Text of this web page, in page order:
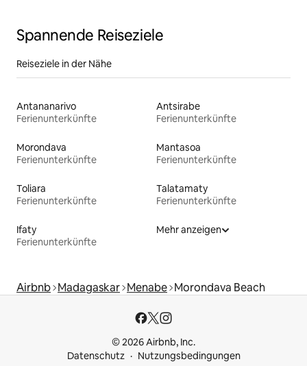
Spannende Reiseziele
Reiseziele in der Nähe
Antananarivo
Ferienunterkünfte
Antsirabe
Ferienunterkünfte
Morondava
Ferienunterkünfte
Mantasoa
Ferienunterkünfte
Toliara
Ferienunterkünfte
Talatamaty
Ferienunterkünfte
Ifaty
Ferienunterkünfte
Mehr anzeigen
Airbnb Madagaskar Menabe Morondava Beach
© 2026 Airbnb, Inc.
Datenschutz
Nutzungsbedingungen